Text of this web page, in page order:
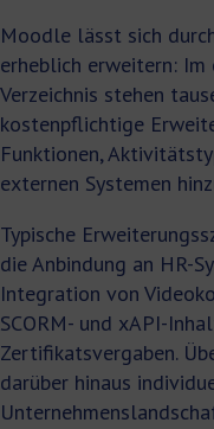
Moodle lässt sich
erheblich erweitern:
Verzeichnis stehen
kostenpflichtige
Funktionen,
externen Systemen
Typische
die Anbindung an HR-
Integration von
SCORM- und xAPI-
Zertifikatsvergaben.
darüber hinaus